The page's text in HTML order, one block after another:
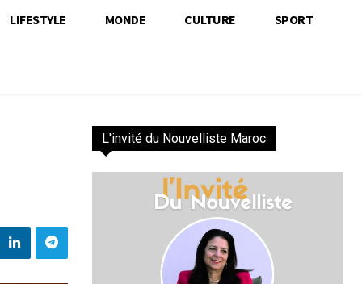
LIFESTYLE MONDE CULTURE SPORT
L'invité du Nouvelliste Maroc